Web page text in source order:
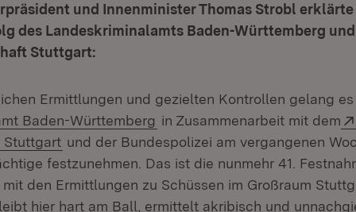
und Innenminister Thomas Strobl erklärte
des Landeskriminalamts Baden-Württemberg
Stuttgart:
Ermittlungen und gezielten Kontrollen gelang
Baden-Württemberg (Öffnet in neuem Fenster)
in Zusammenarbeit mit dem
Stuttgart (Öffnet in neuem Fenster)
und der Bundespolizei am vergangenen
festzunehmen. Das ist die nunmehr 41.
den Ermittlungen zu Schüssen im Großraum
hier hart am Ball, ermittelt akribisch und